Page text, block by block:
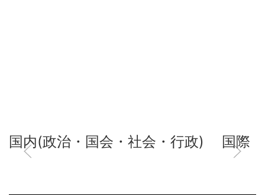
国内(政治・国会・社会・行政) 国際